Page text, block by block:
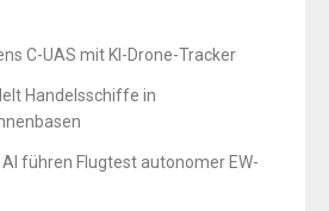
C-UAS mit KI-Drone-Tracker
Handelsschiffe in
AI führen Flugtest autonomer EW-